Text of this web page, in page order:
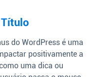
do WordPress é uma
positivamente a
uma dica ou